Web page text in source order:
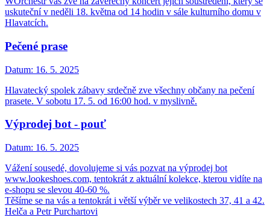
uskuteční v neděli 18. května od 14 hodin v sále kulturního domu v
Hlavatcích.
Pečené prase
Datum: 16. 5. 2025
Hlavatecký spolek zábavy srdečně zve všechny občany na pečení
prasete. V sobotu 17. 5. od 16:00 hod. v myslivně.
Výprodej bot - pouť
Datum: 16. 5. 2025
Vážení sousedé, dovolujeme si vás pozvat na výprodej bot
www.lookeshoes.com, tentokrát z aktuální kolekce, kterou vidíte na
e-shopu se slevou 40-60 %.
Těšíme se na vás a tentokrát i větší výběr ve velikostech 37, 41 a 42.
Helča a Petr Purchartovi